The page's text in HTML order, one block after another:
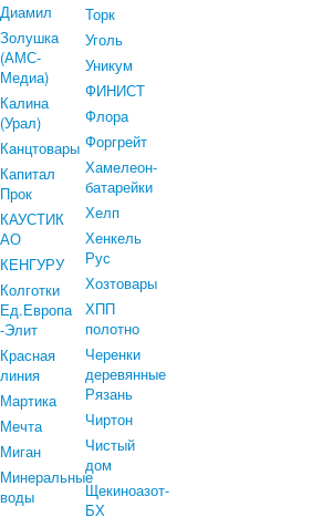
Диамил
Золушка
(АМС-
Медиа)
Калина
(Урал)
Канцтовары
Капитал
Прок
КАУСТИК
АО
КЕНГУРУ
Колготки
Ед.Европа
-Элит
Красная
линия
Мартика
Мечта
Миган
Минеральные
воды
Торк
Уголь
Уникум
ФИНИСТ
Флора
Форгрейт
Хамелеон-
батарейки
Хелп
Хенкель
Рус
Хозтовары
ХПП
полотно
Черенки
деревянные
Рязань
Чиртон
Чистый
дом
Щекиноазот-
БХ